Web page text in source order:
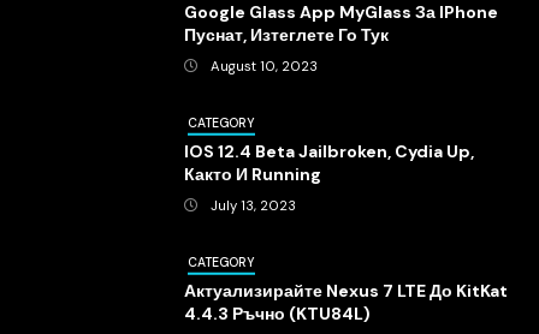
Google Glass App MyGlass За IPhone
Пуснат, Изтеглете Го Тук
August 10, 2023
CATEGORY
IOS 12.4 Beta Jailbroken, Cydia Up,
Както И Running
July 13, 2023
CATEGORY
Актуализирайте Nexus 7 LTE До KitKat
4.4.3 Ръчно (KTU84L)